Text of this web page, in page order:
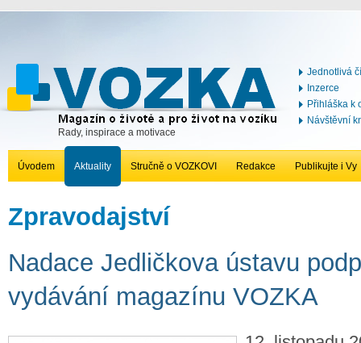
Rady, inspirace a motivace
Jednotlivá
Inzerce
Přihláška k
Návštěvní
Úvodem Aktuality Stručně o VOZKOVI Redakce Publikujte i Vy
Zpravodajství
Nadace Jedličkova ústavu
vydávání magazínu VOZKA